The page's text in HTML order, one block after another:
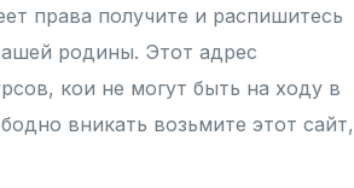
права получите и распишитесь
родины. Этот адрес
кои не могут быть на ходу в
вникать возьмите этот сайт,